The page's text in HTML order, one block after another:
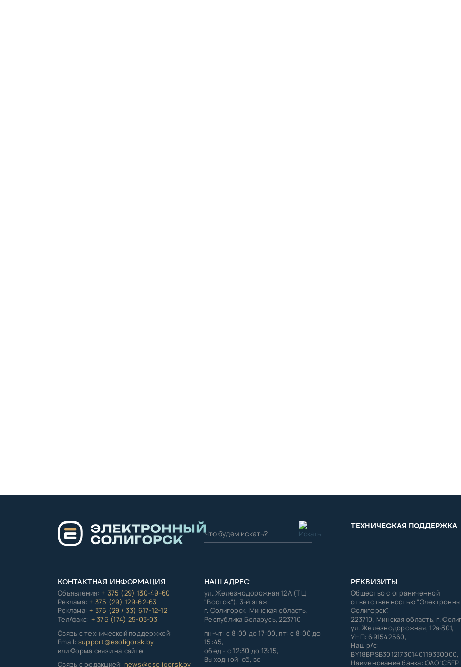
ТЕХНИЧЕСКАЯ ПОДДЕРЖКА
КОНТАКТНАЯ ИНФОРМАЦИЯ
Объявления:+ 375 (29) 130-49-60
Реклама:+ 375 (29) 129-62-63
Реклама:+ 375 (29 / 33) 617-12-12
Тел/факс: + 375 (174) 25-03-03
Связь с технической поддержкой:
Email: support@esoligorsk.by
или Форма связи на сайте
Связь с редакцией: news@esoligorsk.by
НАШ АДРЕС
ул. Железнодорожная 12А (ТЦ
"Восток"), 3-й этаж
г. Солигорск, Минская область,
Республика Беларусь, 223710
пн-чт: с 8:00 до 17:00, пт: с 8:00 до
15:45,
обед - с 12:30 до 13:15,
Выходной: сб, вс
РЕКВИЗИТЫ
Общество с ограниченной
ответственностью
Солигорск",
223710, Минская область, г.
ул. Железнодорожная, 12а-301,
УНП: 691542560,
Наш р/с:
BY18BPSB30121730140119330000,
Наименование банка: ОАО